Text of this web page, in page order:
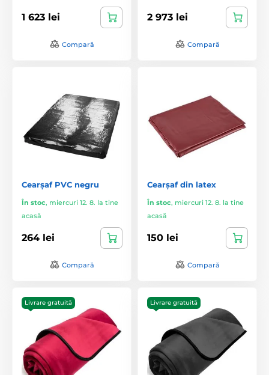
1 623 lei
Compară
2 973 lei
Compară
Cearșaf PVC negru
În stoc, miercuri 12. 8. la tine
acasă
264 lei
Compară
Cearșaf din latex
În stoc, miercuri 12. 8. la tine
acasă
150 lei
Compară
Livrare gratuită Livrare gratuită